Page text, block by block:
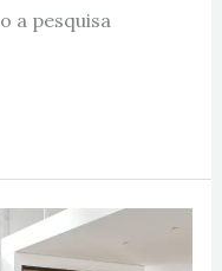
a pesquisa